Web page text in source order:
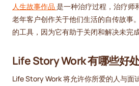
人生故事作品 是一种治疗过程，治疗师
老年客户创作关于他们生活的自传故事
的工具，因为它有助于关闭和解决未完成
Life Story Work 有哪些好
Life Story Work 将允许你所爱的人与面